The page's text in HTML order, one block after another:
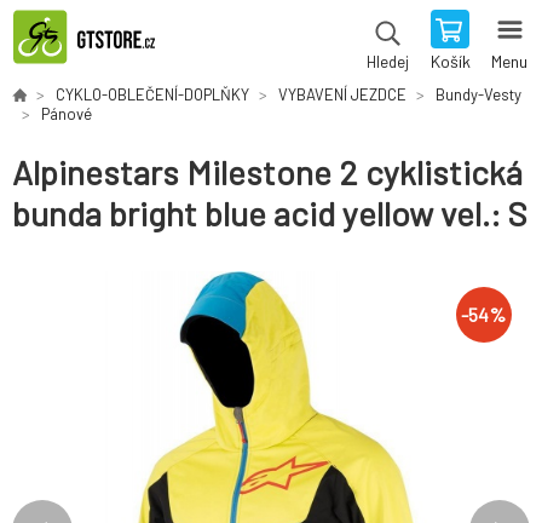
Hledej Košík Menu
CYKLO-OBLEČENÍ-DOPLŇKY VYBAVENÍ JEZDCE
Bundy-Vesty
Pánové
Alpinestars Milestone 2 cyklistická
bunda bright blue acid yellow vel.: S
-54%